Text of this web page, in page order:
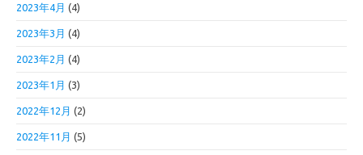
2023年4月 (4)
2023年3月 (4)
2023年2月 (4)
2023年1月 (3)
2022年12月 (2)
2022年11月 (5)